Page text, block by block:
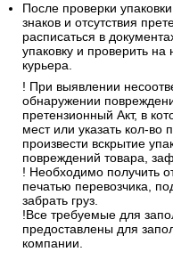
После проверки
знаков и отсутствия
расписаться в
упаковку и проверить на
курьера.
! При выявлении
обнаружении
претензионный Акт, в
мест или указать кол-во
произвести вскрытие
повреждений товара,
! Необходимо получить
печатью перевозчика,
забрать груз.
!Все требуемые для
предоставлены для
компании.